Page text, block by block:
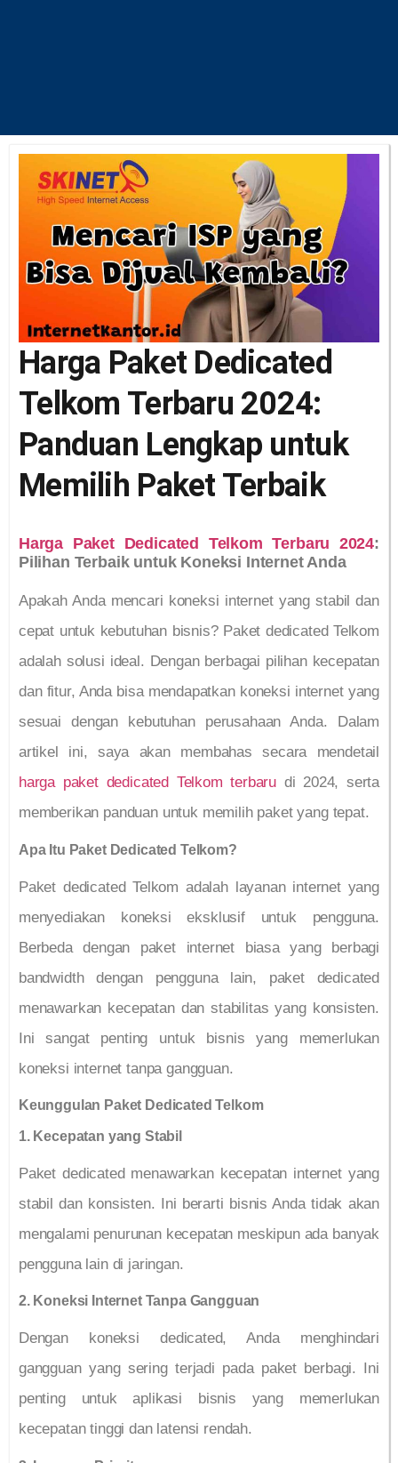
Harga Paket Dedicated
Telkom Terbaru 2024:
Panduan Lengkap untuk
Memilih Paket Terbaik
Harga Paket Dedicated Telkom Terbaru 2024:
Pilihan Terbaik untuk Koneksi Internet Anda
Apakah Anda mencari koneksi internet yang stabil dan
cepat untuk kebutuhan bisnis? Paket dedicated Telkom
adalah solusi ideal. Dengan berbagai pilihan kecepatan
dan fitur, Anda bisa mendapatkan koneksi internet yang
sesuai dengan kebutuhan perusahaan Anda. Dalam
artikel ini, saya akan membahas secara mendetail
harga paket dedicated Telkom terbaru di 2024, serta
memberikan panduan untuk memilih paket yang tepat.
Apa Itu Paket Dedicated Telkom?
Paket dedicated Telkom adalah layanan internet yang
menyediakan koneksi eksklusif untuk pengguna.
Berbeda dengan paket internet biasa yang berbagi
bandwidth dengan pengguna lain, paket dedicated
menawarkan kecepatan dan stabilitas yang konsisten.
Ini sangat penting untuk bisnis yang memerlukan
koneksi internet tanpa gangguan.
Keunggulan Paket Dedicated Telkom
1. Kecepatan yang Stabil
Paket dedicated menawarkan kecepatan internet yang
stabil dan konsisten. Ini berarti bisnis Anda tidak akan
mengalami penurunan kecepatan meskipun ada banyak
pengguna lain di jaringan.
2. Koneksi Internet Tanpa Gangguan
Dengan koneksi dedicated, Anda menghindari
gangguan yang sering terjadi pada paket berbagi. Ini
penting untuk aplikasi bisnis yang memerlukan
kecepatan tinggi dan latensi rendah.